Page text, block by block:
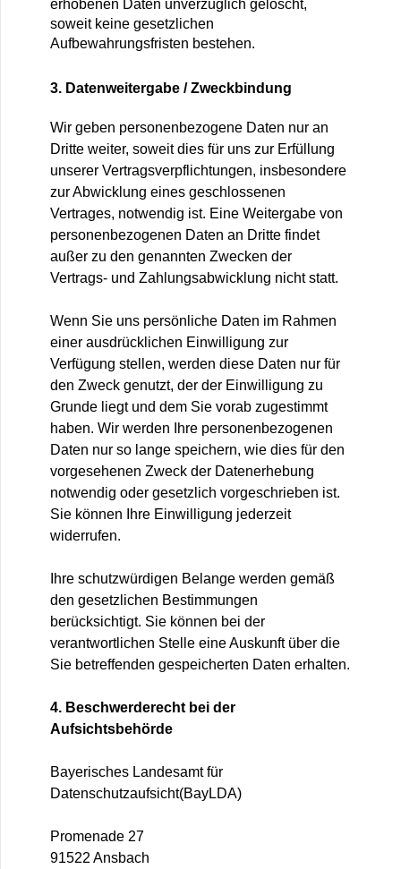
erhobenen Daten unverzüglich gelöscht,
soweit keine gesetzlichen
Aufbewahrungsfristen bestehen.
3. Datenweitergabe / Zweckbindung
Wir geben personenbezogene Daten nur an
Dritte weiter, soweit dies für uns zur Erfüllung
unserer Vertragsverpflichtungen, insbesondere
zur Abwicklung eines geschlossenen
Vertrages, notwendig ist. Eine Weitergabe von
personenbezogenen Daten an Dritte findet
außer zu den genannten Zwecken der
Vertrags- und Zahlungsabwicklung nicht statt.
Wenn Sie uns persönliche Daten im Rahmen
einer ausdrücklichen Einwilligung zur
Verfügung stellen, werden diese Daten nur für
den Zweck genutzt, der der Einwilligung zu
Grunde liegt und dem Sie vorab zugestimmt
haben. Wir werden Ihre personenbezogenen
Daten nur so lange speichern, wie dies für den
vorgesehenen Zweck der Datenerhebung
notwendig oder gesetzlich vorgeschrieben ist.
Sie können Ihre Einwilligung jederzeit
widerrufen.
Ihre schutzwürdigen Belange werden gemäß
den gesetzlichen Bestimmungen
berücksichtigt. Sie können bei der
verantwortlichen Stelle eine Auskunft über die
Sie betreffenden gespeicherten Daten erhalten.
4. Beschwerderecht bei der
Aufsichtsbehörde
Bayerisches Landesamt für
Datenschutzaufsicht(BayLDA)
Promenade 27
91522 Ansbach